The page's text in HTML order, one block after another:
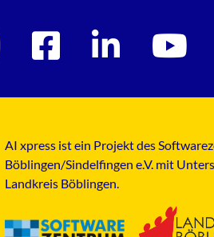
AI xpress ist ein Projekt des
Böblingen/Sindelfingen e.V. mit
Landkreis Böblingen.